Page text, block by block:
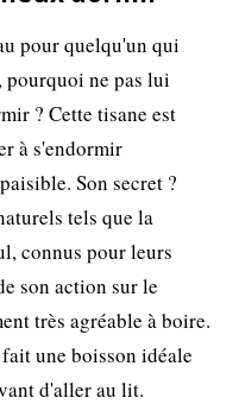
pour quelqu'un qui
pourquoi ne pas lui
? Cette tisane est
à s'endormir
Son secret ?
tels que la
connus pour leurs
son action sur le
très agréable à boire.
une boisson idéale
d'aller au lit.